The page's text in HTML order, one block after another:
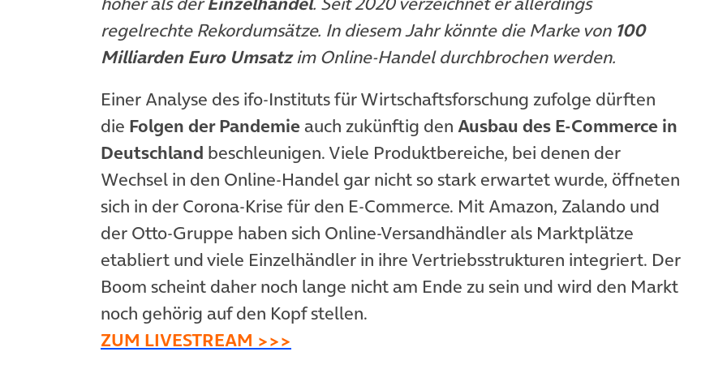
regelrechte Rekordumsätze. In diesem Jahr könnte die Marke von 100
Milliarden Euro Umsatzim Online-Handel durchbrochen werden.
Einer Analyse des ifo-Instituts für Wirtschaftsforschung zufolge dürften
die Folgen der Pandemieauch zukünftig den Ausbau des E-Commerce in
Deutschland beschleunigen. Viele Produktbereiche, bei denen der
Wechsel in den Online-Handel gar nicht so stark erwartet wurde, öffneten
sich in der Corona-Krise für den E-Commerce. Mit Amazon, Zalando und
der Otto-Gruppe haben sich Online-Versandhändler als Marktplätze
etabliert und viele Einzelhändler in ihre Vertriebsstrukturen integriert. Der
Boom scheint daher noch lange nicht am Ende zu sein und wird den Markt
noch gehörig auf den Kopf stellen.
ZUM LIVESTREAM >>>